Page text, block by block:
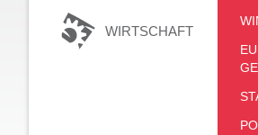
WIRTSCHAFT